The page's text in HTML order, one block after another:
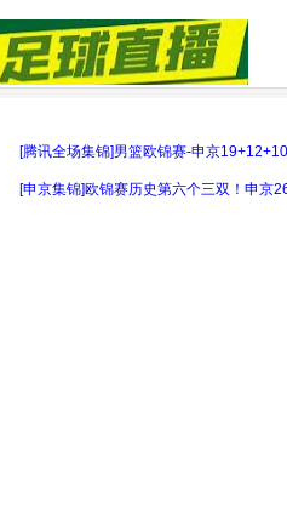
[腾讯全场集锦]男篮欧锦赛-申京
[申京集锦]欧锦赛历史第六个三双！申京